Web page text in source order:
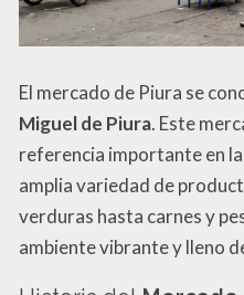
El mercado de Piura se
Miguel de Piura. Este
referencia importante en
amplia variedad de
verduras hasta carnes y
ambiente vibrante y lleno